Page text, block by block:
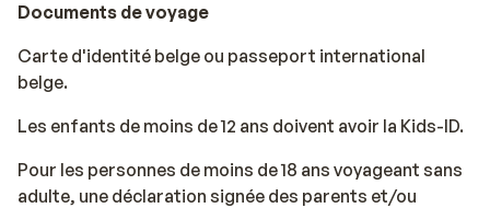
Documents de voyage
Carte d'identité belge ou passeport international
belge.
Les enfants de moins de 12 ans doivent avoir la Kids-ID.
Pour les personnes de moins de 18 ans voyageant sans
adulte, une déclaration signée des parents et/ou